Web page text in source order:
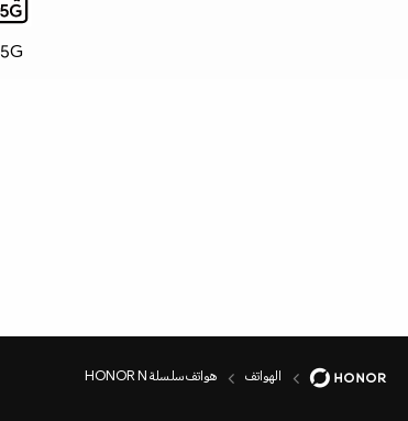
5G
الهواتف هواتف سلسلة HONOR N